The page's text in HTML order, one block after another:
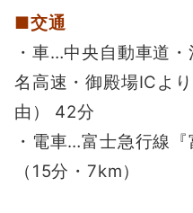
■交通
・車…中央自動車道
名高速・御殿場ICよ
由） 42分
・電車…富士急行線
（15分・7km）